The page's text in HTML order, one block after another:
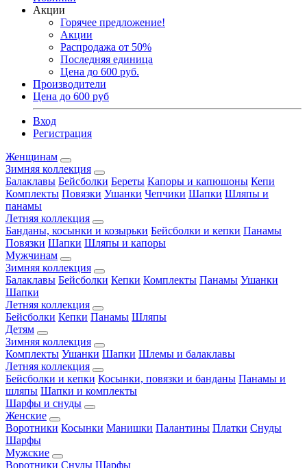
Акции
Горячее предложение!
Акции
Распродажа от 50%
Последняя единица
Цена до 600 руб.
Производители
Цена до 600 руб
Вход
Регистрация
Женщинам
Зимняя коллекция
Балаклавы Бейсболки Береты Капоры и капюшоны Кепи
Комплекты Повязки Ушанки Чепчики Шапки Шляпы и
панамы
Летняя коллекция
Банданы, косынки и козырьки Бейсболки и кепки Панамы
Повязки Шапки Шляпы и капоры
Мужчинам
Зимняя коллекция
Балаклавы Бейсболки Кепки Комплекты Панамы Ушанки
Шапки
Летняя коллекция
Бейсболки Кепки Панамы Шляпы
Детям
Зимняя коллекция
Комплекты Ушанки Шапки Шлемы и балаклавы
Летняя коллекция
Бейсболки и кепки Косынки, повязки и банданы Панамы и
шляпы Шапки и комплекты
Шарфы и снуды
Женские
Воротники Косынки Манишки Палантины Платки Снуды
Шарфы
Мужские
Воротники Снуды Шарфы